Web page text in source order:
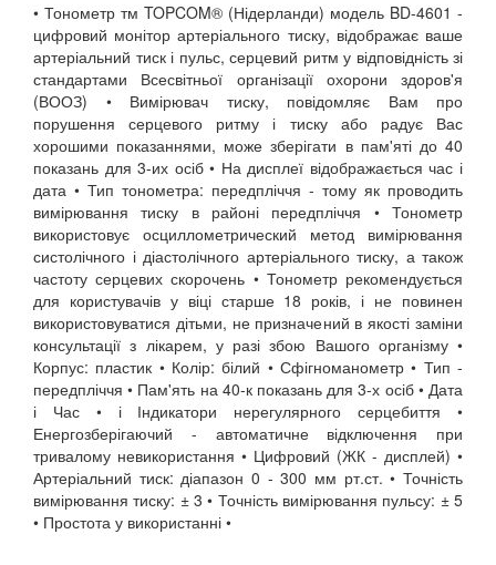
• Тонометр тм TOPCOM® (Нідерланди) модель BD-4601 -
цифровий монітор артеріального тиску, відображає ваше
артеріальний тиск і пульс, серцевий ритм у відповідність зі
стандартами Всесвітньої організації охорони здоров'я
(ВООЗ) • Вимірювач тиску, повідомляє Вам про
порушення серцевого ритму і тиску або радує Вас
хорошими показаннями, може зберігати в пам'яті до 40
показань для 3-их осіб • На дисплеї відображається час і
дата • Тип тонометра: передпліччя - тому як проводить
вимірювання тиску в районі передпліччя • Тонометр
використовує осциллометрический метод вимірювання
систолічного і діастолічного артеріального тиску, а також
частоту серцевих скорочень • Тонометр рекомендується
для користувачів у віці старше 18 років, і не повинен
використовуватися дітьми, не призначений в якості заміни
консультації з лікарем, у разі збою Вашого організму •
Корпус: пластик • Колір: білий • Сфігноманометр • Тип -
передпліччя • Пам'ять на 40-к показань для 3-х осіб • Дата
і Час • і Індикатори нерегулярного серцебиття •
Енергозберігаючий - автоматичне відключення при
тривалому невикористання • Цифровий (ЖК - дисплей) •
Артеріальний тиск: діапазон 0 - 300 мм рт.ст. • Точність
вимірювання тиску: ± 3 • Точність вимірювання пульсу: ± 5
• Простота у використанні •